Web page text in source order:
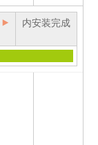
内安装完成